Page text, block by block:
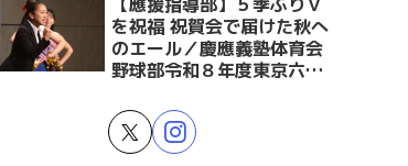
を祝福 祝賀会で届けた秋へ
のエール／慶應義塾体育会
野球部令和８年度東京六大
賀会～後編～